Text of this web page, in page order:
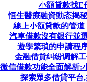
小額貸款找E
恒生醫療融資動态揭
線上小額貸款的管
汽車借款沒有銀行並
遊學繁瑣的申請程
金融借貸纠纷调解
微信借款功能全面解析:
探索眾多借貸平台